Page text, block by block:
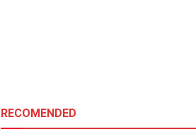
RECOMENDED